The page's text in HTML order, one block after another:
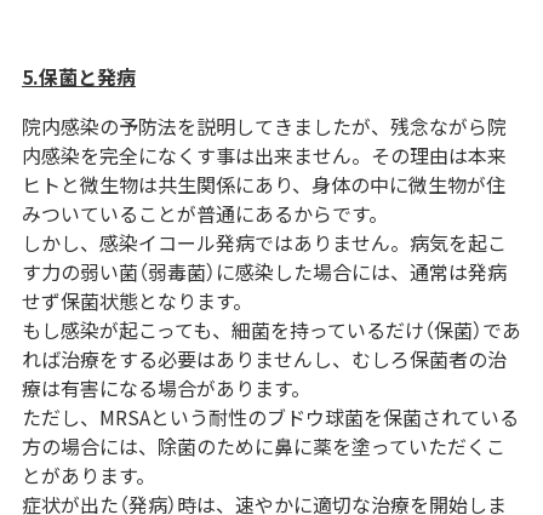
5.保菌と発病
院内感染の予防法を説明してきましたが、残念ながら院
内感染を完全になくす事は出来ません。その理由は本来
ヒトと微生物は共生関係にあり、身体の中に微生物が住
みついていることが普通にあるからです。
しかし、感染イコール発病ではありません。病気を起こ
す力の弱い菌（弱毒菌）に感染した場合には、通常は発病
せず保菌状態となります。
もし感染が起こっても、細菌を持っているだけ（保菌）であ
れば治療をする必要はありませんし、むしろ保菌者の治
療は有害になる場合があります。
ただし、MRSAという耐性のブドウ球菌を保菌されている
方の場合には、除菌のために鼻に薬を塗っていただくこ
とがあります。
症状が出た（発病）時は、速やかに適切な治療を開始しま